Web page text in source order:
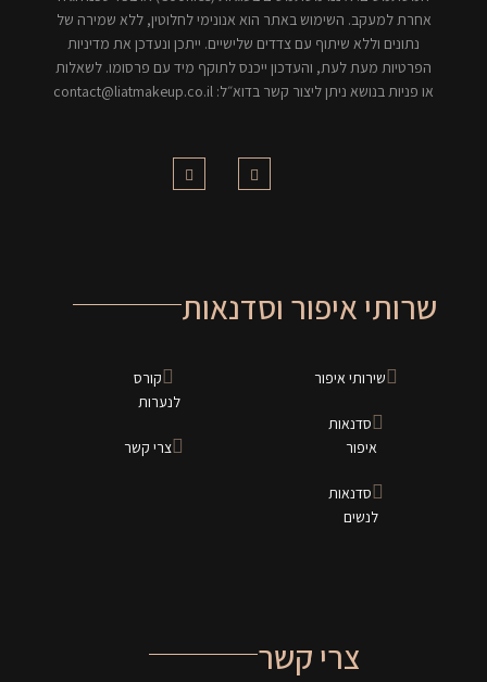
אחרת למעקב. השימוש באתר הוא אנונימי לחלוטין, ללא שמירה של
נתונים וללא שיתוף עם צדדים שלישיים. ייתכן ונעדכן את מדיניות
הפרטיות מעת לעת, והעדכון ייכנס לתוקף מיד עם פרסומו. לשאלות
או פניות בנושא ניתן ליצור קשר בדוא״ל: contact@liatmakeup.co.il
שרותי איפור וסדנאות
שירותי איפור
סדנאות
איפור
סדנאות
לנשים
קורס
לנערות
צרי קשר
צרי קשר